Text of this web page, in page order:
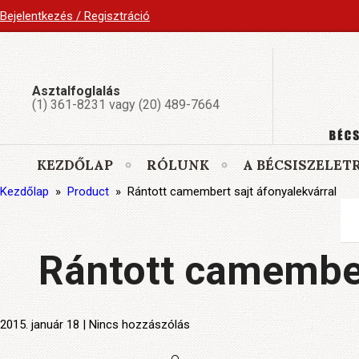
Bejelentkezés / Regisztráció
Asztalfoglalás
(1) 361-8231 vagy (20) 489-7664
KEZDŐLAP RÓLUNK A
Kezdőlap » Product » Rántott camembert sajt áfonyalekvárral
Rántott
2015. január 18 | Nincs hozzászólás